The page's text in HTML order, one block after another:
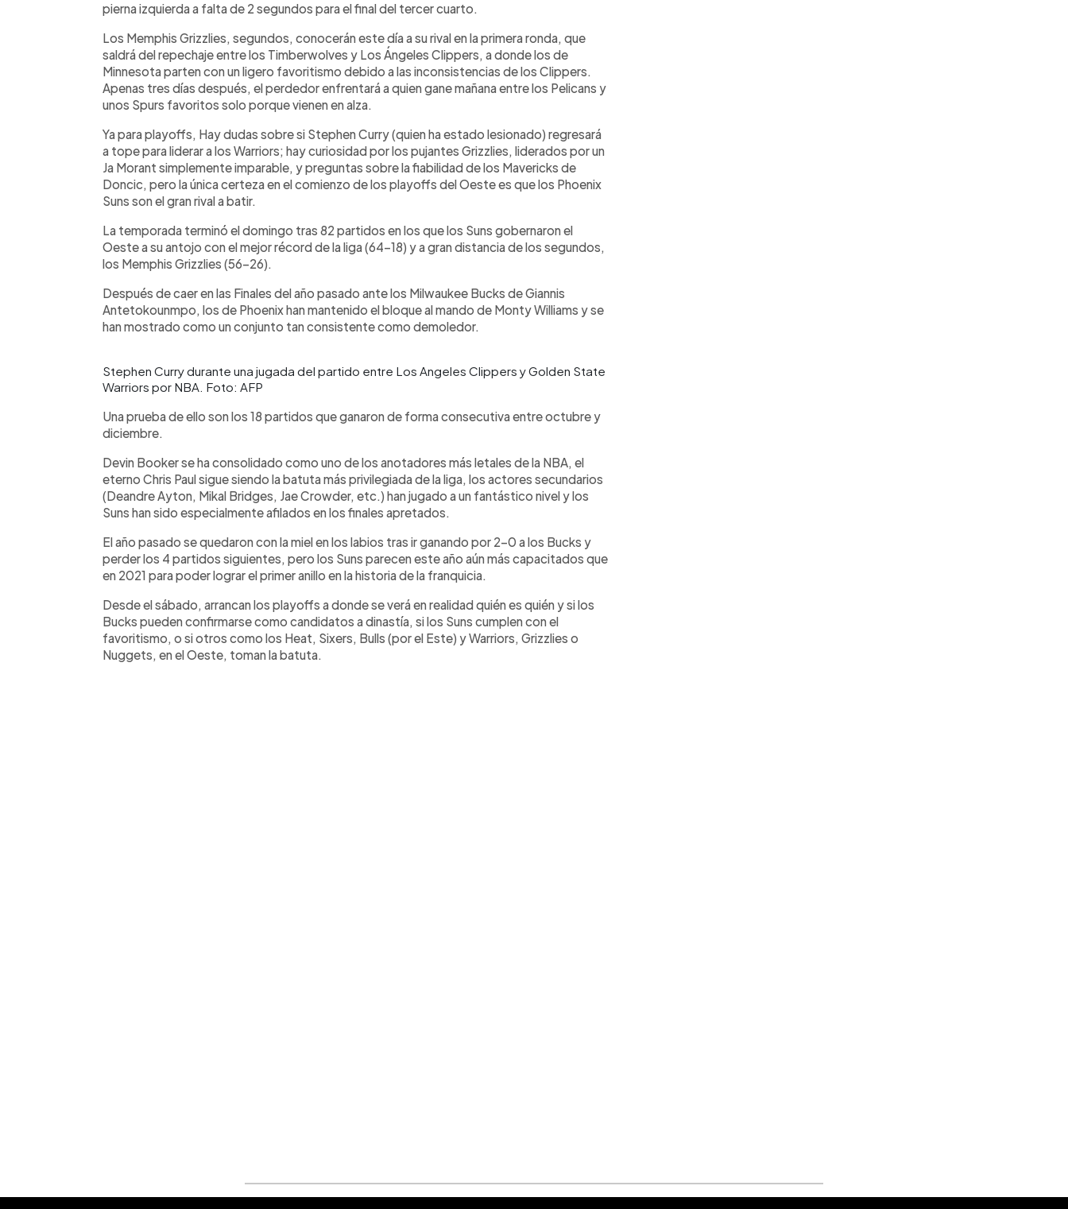
pierna izquierda a falta de 2 segundos para el final del tercer cuarto.
Los Memphis Grizzlies, segundos, conocerán este día a su rival en la primera ronda, que
saldrá del repechaje entre los Timberwolves y Los Ángeles Clippers, a donde los de
Minnesota parten con un ligero favoritismo debido a las inconsistencias de los Clippers.
Apenas tres días después, el perdedor enfrentará a quien gane mañana entre los Pelicans y
unos Spurs favoritos solo porque vienen en alza.
Ya para playoffs, Hay dudas sobre si Stephen Curry (quien ha estado lesionado) regresará
a tope para liderar a los Warriors; hay curiosidad por los pujantes Grizzlies, liderados por un
Ja Morant simplemente imparable, y preguntas sobre la fiabilidad de los Mavericks de
Doncic, pero la única certeza en el comienzo de los playoffs del Oeste es que los Phoenix
Suns son el gran rival a batir.
La temporada terminó el domingo tras 82 partidos en los que los Suns gobernaron el
Oeste a su antojo con el mejor récord de la liga (64-18) y a gran distancia de los segundos,
los Memphis Grizzlies (56-26).
Después de caer en las Finales del año pasado ante los Milwaukee Bucks de Giannis
Antetokounmpo, los de Phoenix han mantenido el bloque al mando de Monty Williams y se
han mostrado como un conjunto tan consistente como demoledor.
Stephen Curry durante una jugada del partido entre Los Angeles Clippers y Golden State
Warriors por NBA. Foto: AFP
Una prueba de ello son los 18 partidos que ganaron de forma consecutiva entre octubre y
diciembre.
Devin Booker se ha consolidado como uno de los anotadores más letales de la NBA, el
eterno Chris Paul sigue siendo la batuta más privilegiada de la liga, los actores secundarios
(Deandre Ayton, Mikal Bridges, Jae Crowder, etc.) han jugado a un fantástico nivel y los
Suns han sido especialmente afilados en los finales apretados.
El año pasado se quedaron con la miel en los labios tras ir ganando por 2-0 a los Bucks y
perder los 4 partidos siguientes, pero los Suns parecen este año aún más capacitados que
en 2021 para poder lograr el primer anillo en la historia de la franquicia.
Desde el sábado, arrancan los playoffs a donde se verá en realidad quién es quién y si los
Bucks pueden confirmarse como candidatos a dinastía, si los Suns cumplen con el
favoritismo, o si otros como los Heat, Sixers, Bulls (por el Este) y Warriors, Grizzlies o
Nuggets, en el Oeste, toman la batuta.